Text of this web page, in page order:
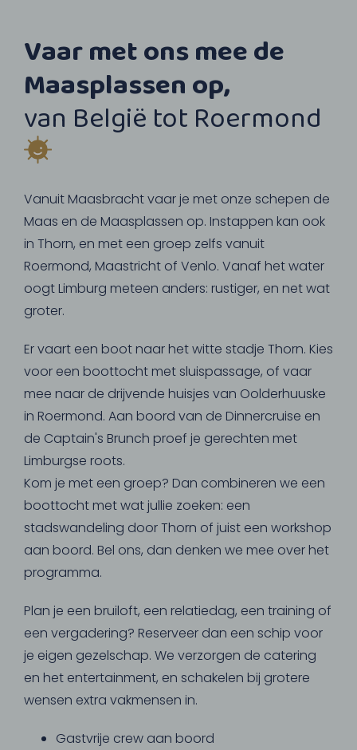
Vaar met ons mee de
Maasplassen op,
van België tot Roermond
Vanuit Maasbracht vaar je met onze schepen de
Maas en de Maasplassen op. Instappen kan ook
in Thorn, en met een groep zelfs vanuit
Roermond, Maastricht of Venlo. Vanaf het water
oogt Limburg meteen anders: rustiger, en net wat
groter.
Er vaart een boot naar het witte stadje Thorn. Kies
voor een boottocht met sluispassage, of vaar
mee naar de drijvende huisjes van Oolderhuuske
in Roermond. Aan boord van de Dinnercruise en
de Captain's Brunch proef je gerechten met
Limburgse roots.
Kom je met een groep? Dan combineren we een
boottocht met wat jullie zoeken: een
stadswandeling door Thorn of juist een workshop
aan boord. Bel ons, dan denken we mee over het
programma.
Plan je een bruiloft, een relatiedag, een training of
een vergadering? Reserveer dan een schip voor
je eigen gezelschap. We verzorgen de catering
en het entertainment, en schakelen bij grotere
wensen extra vakmensen in.
Gastvrije crew aan boord